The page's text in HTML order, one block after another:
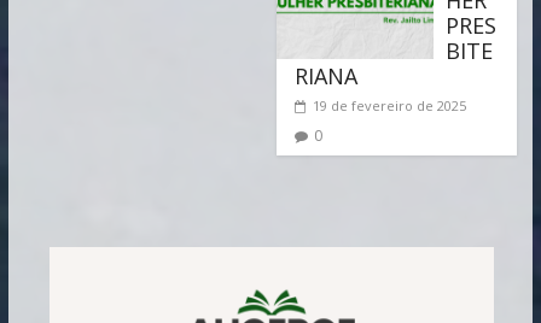
PRES
BITE
RIANA
19 de fevereiro de 2025
0